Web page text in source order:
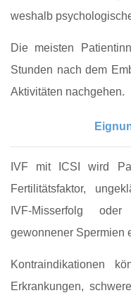
weshalb
Die meisten
Stunden nach dem
Aktivitäten nachgehen.
IVF mit ICSI wird
Fertilitätsfaktor,
IVF‑Misserfolg
gewonnener Spermien
Kontraindikationen
Erkrankungen,